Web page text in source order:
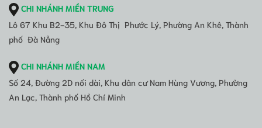
CHI NHÁNH MIỀN TRUNG
Lô 67 Khu B2-35, Khu Đô Thị Phước Lý, Phường An Khê, Thành
phố Đà Nẵng
CHI NHÁNH MIỀN NAM
Số 24, Đường 2D nối dài, Khu dân cư Nam Hùng Vương, Phường
An Lạc, Thành phố Hồ Chí Minh